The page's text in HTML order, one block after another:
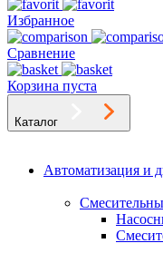
Избранное
Сравнение
Корзина пуста
Каталог
Автоматизация и